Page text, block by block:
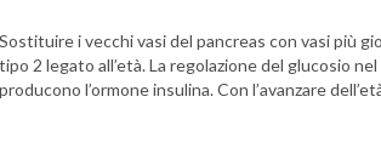
Sostituire i vecchi vasi del pancreas con vasi più
tipo 2 legato all’età. La regolazione del glucosio
producono l’ormone insulina. Con l’avanzare